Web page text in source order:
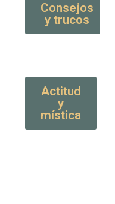
Consejos
y trucos
Actitud
y
mística